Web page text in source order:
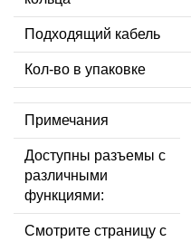
Подходящий кабель
Кол-во в упаковке
Примечания
Доступны разъемы с
различными
функциями:
Смотрите страницу с